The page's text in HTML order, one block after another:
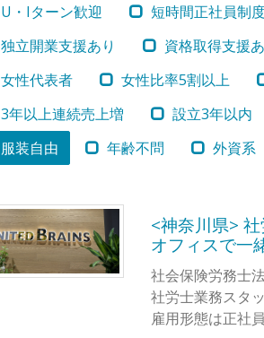
U・Iターン歓迎
短時間正社員制
独立開業支援あり
資格取得支援
女性代表者
女性比率5割以上
3年以上連続売上増
設立3年以内
服装自由
年齢不問 外資系
<神奈川県>
オフィスで一
社会保険労務士
社労士業務スタ
雇用形態は正社